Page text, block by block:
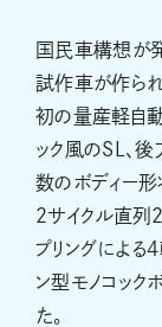
国民車構想が
試作車が作ら
初の量産軽自動
ック風のSL、
数のボディー
2サイクル直列
プリングによる
ン型モノコック
た。